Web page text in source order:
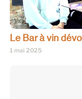
Le Bar à vin
1 mai 2025